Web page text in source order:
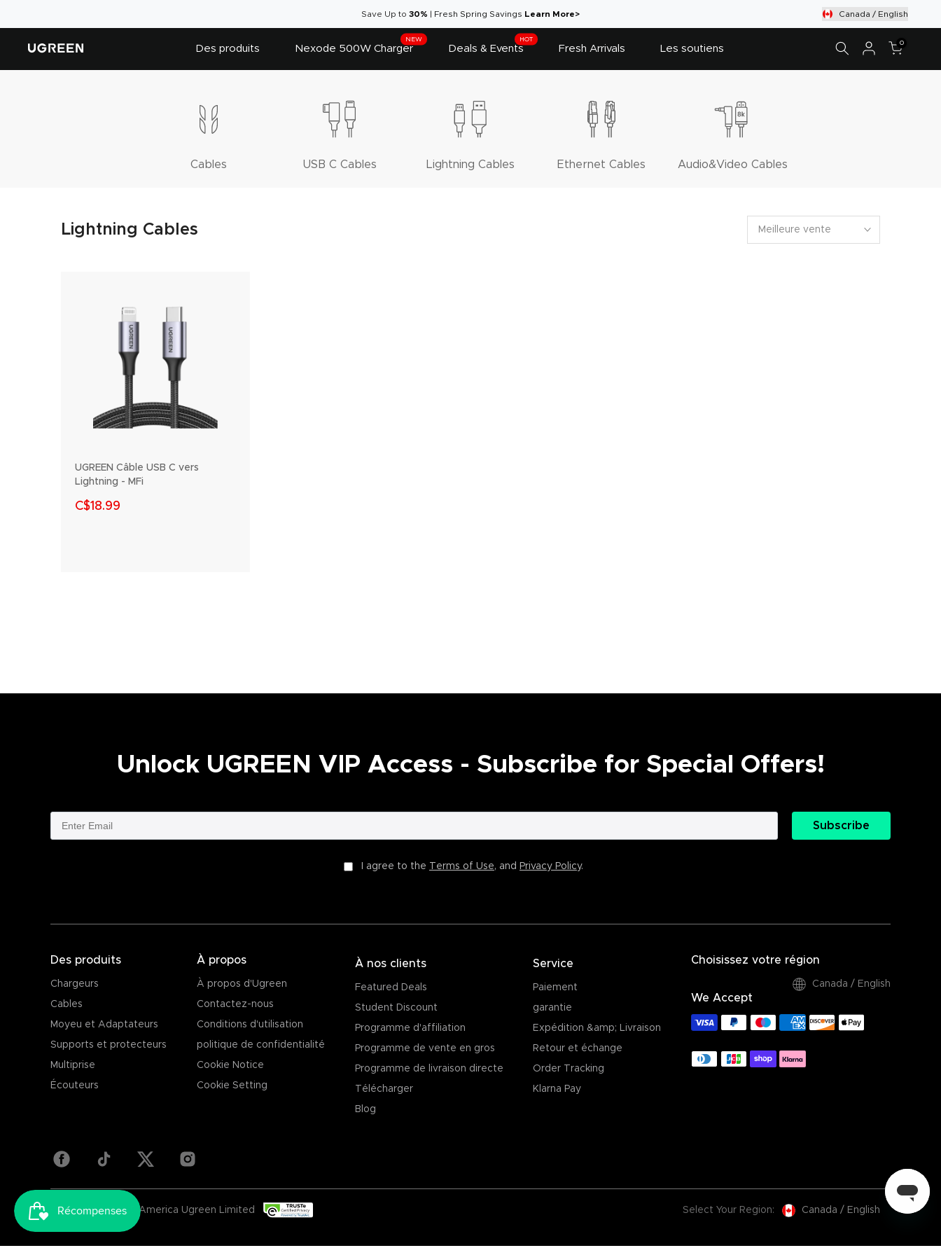
au
contenu
Save Up to 30% | Fresh Spring Savings Learn More> Canada / English
Des produits Nexode 500W Charger
NEW
Deals & Events
HOT
Fresh Arrivals Les soutiens
0
Cables USB C Cables Lightning Cables Ethernet Cables Audio&Video Cables
Lightning Cables Meilleure vente
UGREEN Câble USB C vers
Lightning - MFi
C$18.99
Unlock UGREEN VIP Access - Subscribe for Special Offers!
Subscribe
I agree to the Terms of Use, and Privacy Policy.
Des produits
Chargeurs
Cables
Moyeu et Adaptateurs
Supports et protecteurs
Multiprise
Écouteurs
À propos
À propos d'Ugreen
Contactez-nous
Conditions d'utilisation
politique de confidentialité
Cookie Notice
Cookie Setting
À nos clients
Featured Deals
Student Discount
Programme d'affiliation
Programme de vente en gros
Programme de livraison directe
Télécharger
Blog
Service
Paiement
garantie
Expédition &amp; Livraison
Retour et échange
Order Tracking
Klarna Pay
Choisissez votre région
Canada / English
We Accept
Copyright © 2025 America Ugreen Limited Select Your Region: Canada / English